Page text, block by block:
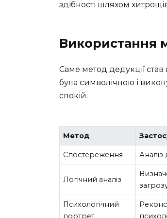
здібності шляхом
Використання
Саме метод дедукції
була символічною і
спокій.
Метод
Спостереження Аналіз
Логічний аналіз
Психологічний
портрет